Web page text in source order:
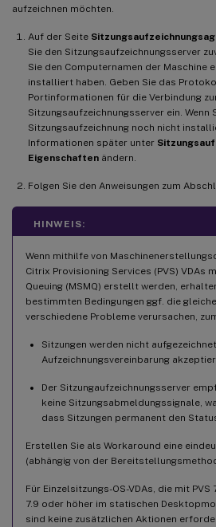
aufzeichnen möchten.
Auf der Seite
Sie den Sitzungsaufzeichnungsserver
Sie den Computernamen der Maschine
installiert haben. Geben Sie das
Portinformationen für die Verbindung
Sitzungsaufzeichnungsserver ein. Wenn
Sitzungsaufzeichnung noch nicht
Informationen später unter
Eigenschaften ändern.
Folgen Sie den Anweisungen zum
HINWEIS:
Wenn mithilfe von
Citrix Provisioning Services (PVS) VDAs
Queuing (MSMQ) erstellt werden,
bestimmten Bedingungen ggf. die gleiche
verschiedene Probleme verursachen,
Sitzungen werden nicht
Aufzeichnungsvereinbarung
Der Sitzungaufzeichnungsserver
keine Sitzungsabmeldungssignale,
dass Sitzungen permanent den
Erstellen Sie als Workaround eine
(abhängig von der
Für Einzelsitzungs-OS-VDAs, die mit PVS
7.9 oder höher im statischen
sind keine zusätzlichen Aktionen